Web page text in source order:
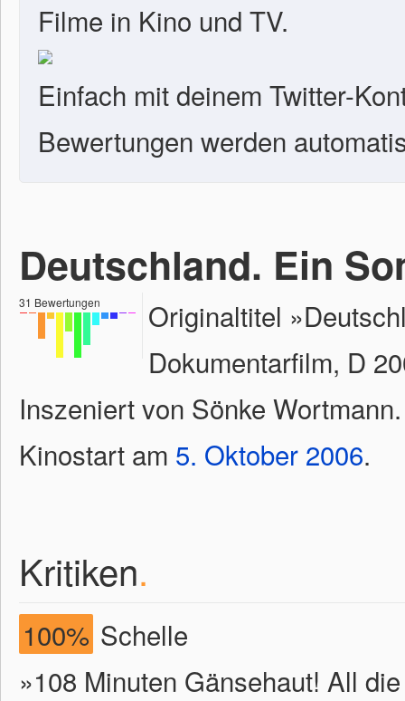
Filme in Kino und TV.
Einfach mit deinem Twitter-
Bewertungen werden
Deutschland. Ein
31 Bewertungen
Originaltitel
Dokumentarfilm, D
Inszeniert von Sönke Wortmann.
Kinostart am 5. Oktober 2006.
Kritiken.
100% Schelle
»108 Minuten Gänsehaut! All